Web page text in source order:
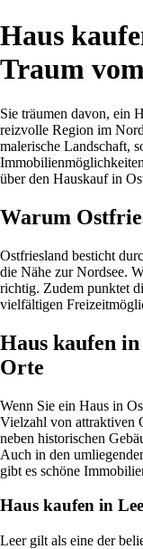
Haus
Traum
Sie träumen davon, ein
reizvolle Region im
malerische Landschaft,
über den Hauskauf in
Warum
Ostfriesland besticht
die Nähe zur Nordsee.
richtig. Zudem punktet
vielfältigen
Haus kaufen
Orte
Wenn Sie ein Haus in
Vielzahl von attraktiven
neben historischen
Auch in den
gibt es schöne
Haus kaufen in
Leer gilt als eine der